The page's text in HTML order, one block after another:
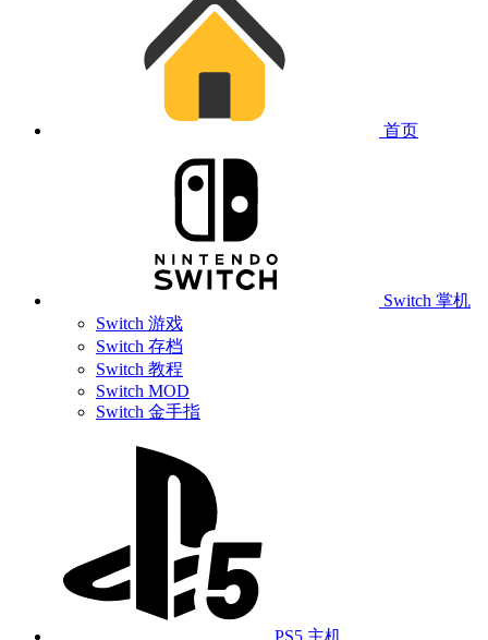
首页
Switch 掌机
Switch 游戏
Switch 存档
Switch 教程
Switch MOD
Switch 金手指